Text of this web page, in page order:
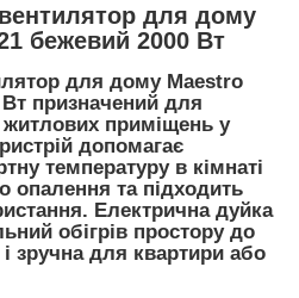
для дому
бежевий 2000 Вт
для дому Maestro
призначений для
житлових приміщень у
допомагає
температуру в кімнаті
опалення та підходить
Електрична дуйка
обігрів простору до
зручна для квартири або